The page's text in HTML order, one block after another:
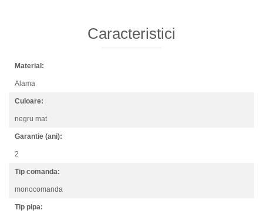
Caracteristici
Material:
Alama
Culoare:
negru mat
Garantie (ani):
2
Tip comanda:
monocomanda
Tip pipa: